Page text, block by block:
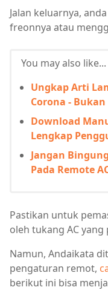
Jalan keluarnya,
freonnya atau
You may also like...
Ungkap Arti
Corona -
Download
Lengkap
Jangan
Pada Remote
Pastikan untuk
oleh tukang AC
Namun, Andaikata
pengaturan remot,
berikut ini bisa